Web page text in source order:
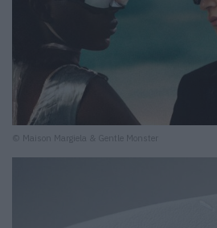
© Maison Margiela & Gentle Monster